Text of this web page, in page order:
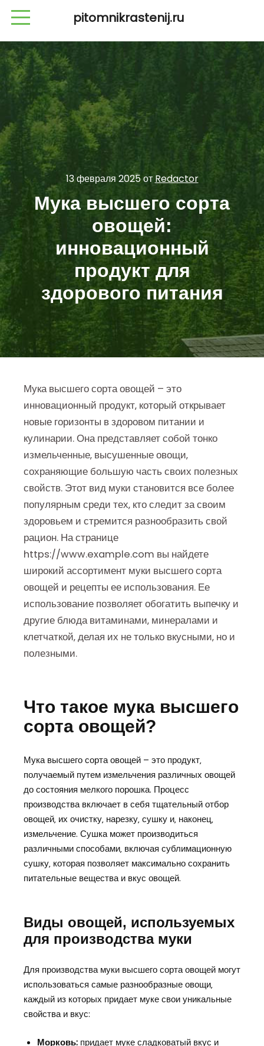
pitomnikrastenij.ru
13 февраля 2025отRedactor
Мука высшего сорта
овощей:
инновационный
продукт для
здорового питания
Мука высшего сорта овощей – это
инновационный продукт‚ который открывает
новые горизонты в здоровом питании и
кулинарии. Она представляет собой тонко
измельченные‚ высушенные овощи‚
сохраняющие большую часть своих полезных
свойств. Этот вид муки становится все более
популярным среди тех‚ кто следит за своим
здоровьем и стремится разнообразить свой
рацион. На странице
https://www.example.com вы найдете
широкий ассортимент муки высшего сорта
овощей и рецепты ее использования. Ее
использование позволяет обогатить выпечку и
другие блюда витаминами‚ минералами и
клетчаткой‚ делая их не только вкусными‚ но и
полезными.
Что такое мука высшего
сорта овощей?
Мука высшего сорта овощей – это продукт‚
получаемый путем измельчения различных овощей
до состояния мелкого порошка. Процесс
производства включает в себя тщательный отбор
овощей‚ их очистку‚ нарезку‚ сушку и‚ наконец‚
измельчение. Сушка может производиться
различными способами‚ включая сублимационную
сушку‚ которая позволяет максимально сохранить
питательные вещества и вкус овощей.
Виды овощей‚ используемых
для производства муки
Для производства муки высшего сорта овощей могут
использоваться самые разнообразные овощи‚
каждый из которых придает муке свои уникальные
свойства и вкус:
Морковь:придает муке сладковатый вкус и